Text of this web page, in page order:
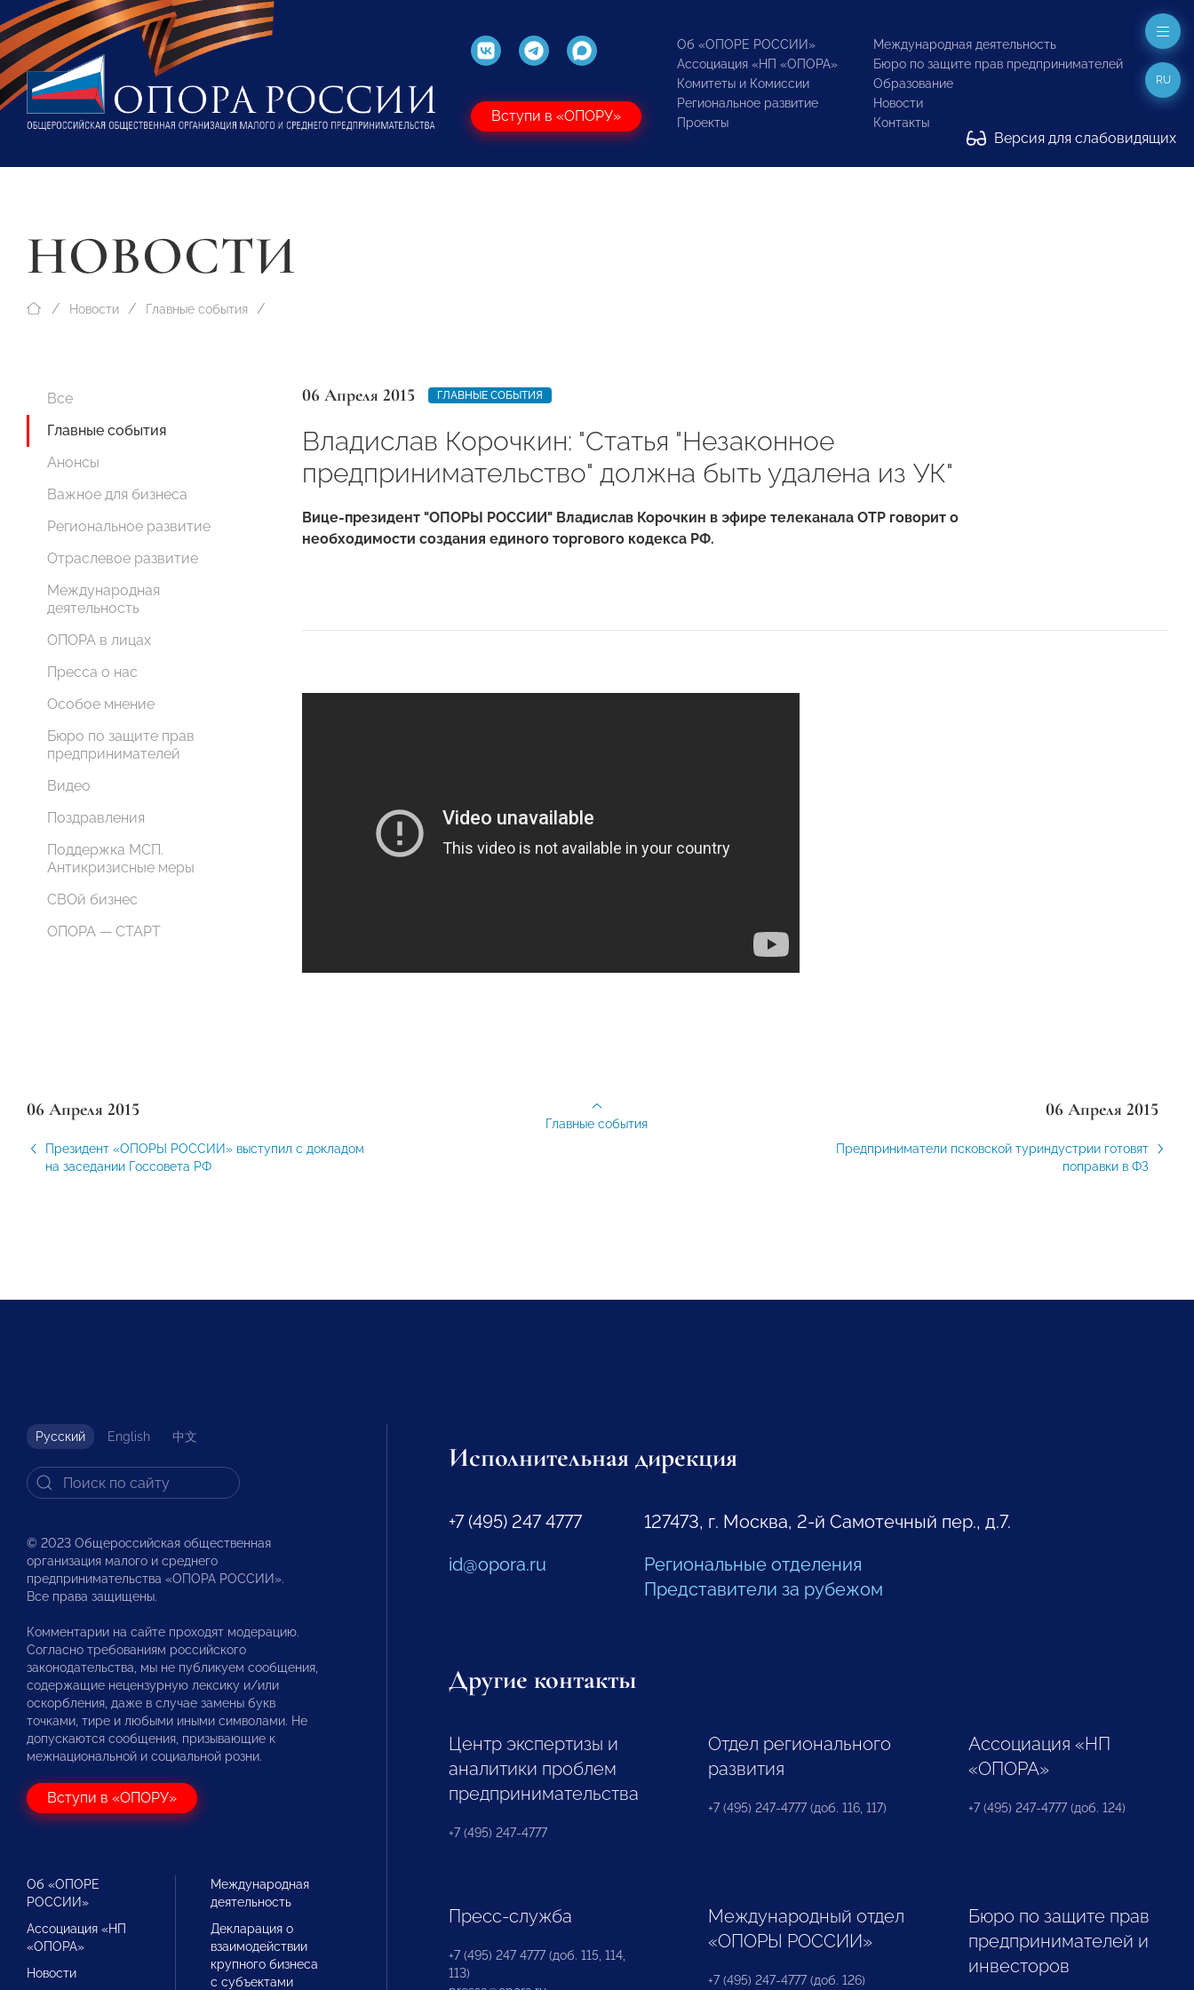
Вступи в «ОПОРУ»
Об «ОПОРЕ РОССИИ»
Ассоциация «НП «ОПОРА»
Комитеты и Комиссии
Региональное развитие
Проекты
Международная деятельность
Бюро по защите прав предпринимателей
Образование
Новости
Контакты
Версия для слабовидящих
RU
НОВОСТИ
Новости Главные события
Все
Главные события
Анонсы
Важное для бизнеса
Региональное развитие
Отраслевое развитие
Международная
деятельность
ОПОРА в лицах
Пресса о нас
Особое мнение
Бюро по защите прав
предпринимателей
Видео
Поздравления
Поддержка МСП.
Антикризисные меры
СВОй бизнес
ОПОРА — СТАРТ
06 Апреля 2015 ГЛАВНЫЕ СОБЫТИЯ
Владислав Корочкин: "Статья "Незаконное
предпринимательство" должна быть удалена из УК"
Вице-президент "ОПОРЫ РОССИИ" Владислав Корочкин в эфире телеканала ОТР говорит о
необходимости создания единого торгового кодекса РФ.
06 Апреля 2015
Президент «ОПОРЫ РОССИИ» выступил с докладом
на заседании Госсовета РФ
06 Апреля 2015
Предприниматели псковской туриндустрии готовят
поправки в ФЗ
Главные события
Русский English 中文
© 2023 Общероссийская общественная
организация малого и среднего
предпринимательства «ОПОРА РОССИИ».
Все права защищены.
Комментарии на сайте проходят модерацию.
Согласно требованиям российского
законодательства, мы не публикуем сообщения,
содержащие нецензурную лексику и/или
оскорбления, даже в случае замены букв
точками, тире и любыми иными символами. Не
допускаются сообщения, призывающие к
межнациональной и социальной розни.
Вступи в «ОПОРУ»
Об «ОПОРЕ
РОССИИ»
Ассоциация «НП
«ОПОРА»
Новости
Международная
деятельность
Декларация о
взаимодействии
крупного бизнеса
с субъектами
Исполнительная дирекция
+7 (495) 247 4777
id@opora.ru
127473, г. Москва, 2-й Самотечный пер., д.7.
Региональные отделения
Представители за рубежом
Другие контакты
Центр экспертизы и
аналитики проблем
предпринимательства
+7 (495) 247-4777
Отдел регионального
развития
+7 (495) 247-4777 (доб. 116, 117)
Ассоциация «НП
«ОПОРА»
+7 (495) 247-4777 (доб. 124)
Пресс-служба
+7 (495) 247 4777 (доб. 115, 114,
113)
Международный отдел
«ОПОРЫ РОССИИ»
+7 (495) 247-4777 (доб. 126)
Бюро по защите прав
предпринимателей и
инвесторов